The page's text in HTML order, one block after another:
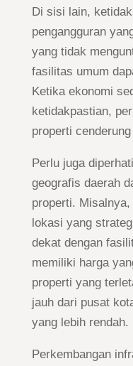
Di sisi lain,
pengangguran
yang tidak
fasilitas umum
Ketika ekonomi
ketidakpastian,
properti
Perlu juga
geografis daerah
properti.
lokasi yang
dekat dengan
memiliki harga
properti yang
jauh dari pusat
yang lebih rendah.
Perkembangan